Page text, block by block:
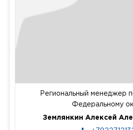
Региональный менеджер
Федеральному
Землянкин Алексей